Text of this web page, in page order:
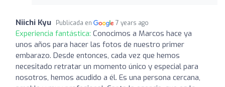
Niichi Kyu Publicada en 7 years ago
Experiencia fantástica: Conocimos a Marcos hace ya
unos años para hacer las fotos de nuestro primer
embarazo. Desde entonces, cada vez que hemos
necesitado retratar un momento único y especial para
nosotros, hemos acudido a él. Es una persona cercana,